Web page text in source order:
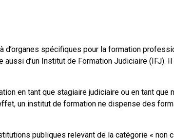
d’organes spécifiques pour la formation
d’un Institut de Formation Judiciaire (IFJ).
en tant que stagiaire judiciaire ou en tant que
un institut de formation ne dispense des
publiques relevant de la catégorie « non